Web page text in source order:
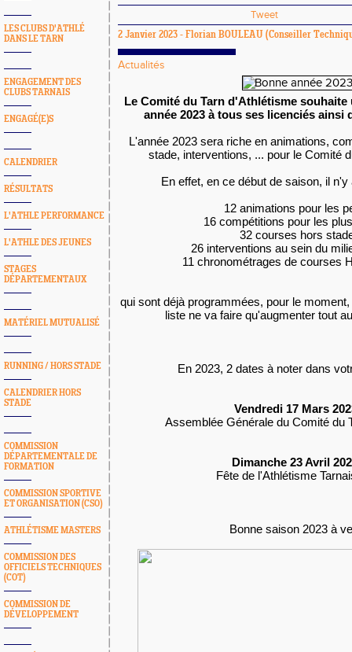
LES CLUBS D'ATHLÉ
DANS LE TARN
ENGAGEMENT DES
CLUBS TARNAIS
ENGAGÉ(E)S
CALENDRIER
RÉSULTATS
L'ATHLE PERFORMANCE
L'ATHLE DES JEUNES
STAGES
DÉPARTEMENTAUX
MATÉRIEL MUTUALISÉ
RUNNING / HORS STADE
CALENDRIER HORS
STADE
COMMISSION
DÉPARTEMENTALE DE
FORMATION
COMMISSION SPORTIVE
ET ORGANISATION (CSO)
ATHLÉTISME MASTERS
COMMISSION DES
OFFICIELS TECHNIQUES
(COT)
COMMISSION DE
DÉVELOPPEMENT
Tweet
2 Janvier 2023 - Florian BOULEAU (Conseiller
Actualités
Le Comité du Tarn d'Athlétisme souhaite
année 2023 à tous ses licenciés ainsi
L'année 2023 sera riche en animations,
stade, interventions, ... pour le Comité
En effet, en ce début de saison, il
12 animations pour les
16 compétitions pour les
32 courses hors
26 interventions au sein du
11 chronométrages de courses
qui sont déjà programmées, pour le
liste ne va faire qu'augmenter tout
En 2023, 2 dates à noter dans
Vendredi 17 Mars
Assemblée Générale du Comité du
Dimanche 23 Avril
Fête de l'Athlétisme
Bonne saison 2023 à